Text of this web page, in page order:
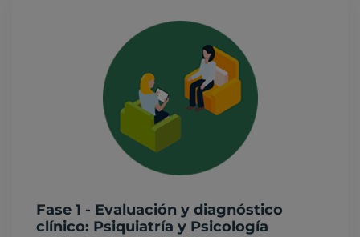
Fase 1 - Evaluación y diagnóstico
clínico: Psiquiatría y Psicología